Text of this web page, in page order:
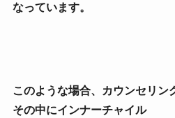
なっています。
このような場合、カウンセリン
その中にインナーチャイル